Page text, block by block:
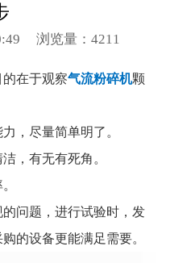
浏览量：4211
在于观察气流粉碎机颗
，尽量简单明了。
，有无有死角。
问题，进行试验时，发
的设备更能满足需要。